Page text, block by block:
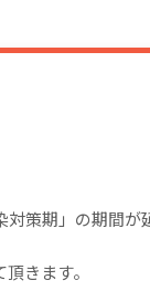
策期」の期間が
きます。